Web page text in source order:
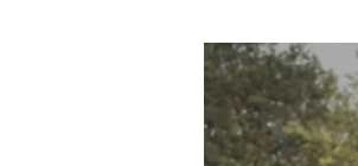
LO
STRESS
DA
CALDO